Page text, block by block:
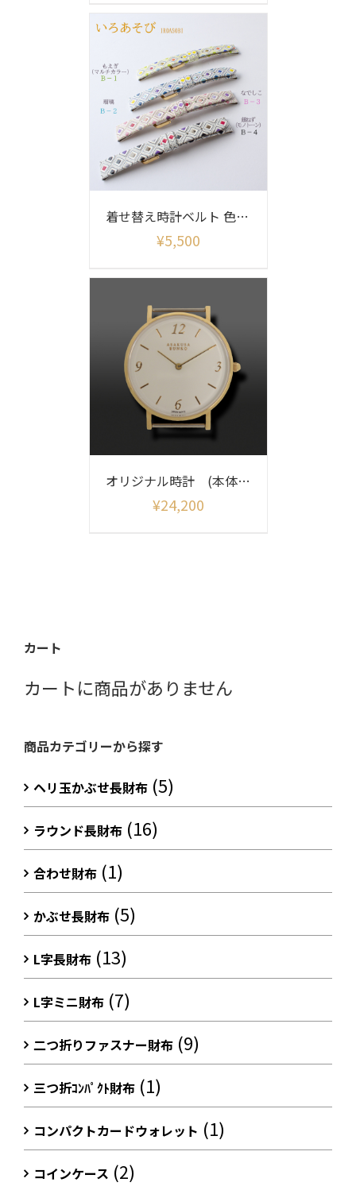
着せ替え時計ベルト 色あそび柄(ベルトのみ)
¥5,500
オリジナル時計 (本体のみ)
¥24,200
カート
カートに商品がありません
商品カテゴリーから探す
ヘリ玉かぶせ長財布 (5)
ラウンド長財布 (16)
合わせ財布 (1)
かぶせ長財布 (5)
L字長財布 (13)
L字ミニ財布 (7)
二つ折りファスナー財布 (9)
三つ折ｺﾝﾊﾟｸﾄ財布 (1)
コンパクトカードウォレット (1)
コインケース (2)